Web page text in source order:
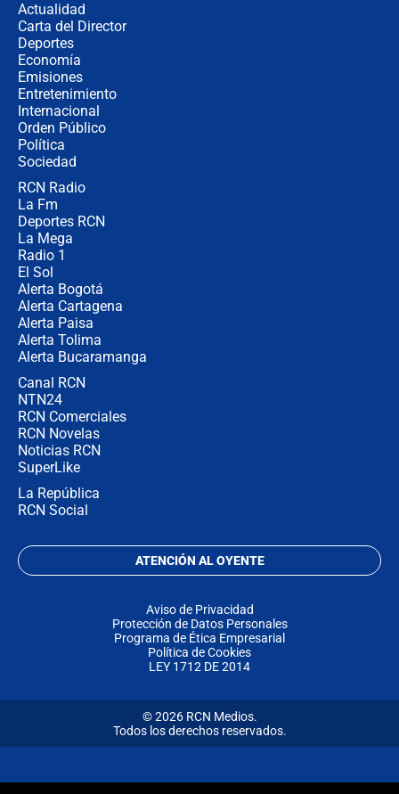
Actualidad
Carta del Director
Deportes
Economía
Emisiones
Entretenimiento
Internacional
Orden Público
Política
Sociedad
RCN Radio
La Fm
Deportes RCN
La Mega
Radio 1
El Sol
Alerta Bogotá
Alerta Cartagena
Alerta Paisa
Alerta Tolima
Alerta Bucaramanga
Canal RCN
NTN24
RCN Comerciales
RCN Novelas
Noticias RCN
SuperLike
La República
RCN Social
ATENCIÓN AL OYENTE
Aviso de Privacidad
Protección de Datos Personales
Programa de Ética Empresarial
Política de Cookies
LEY 1712 DE 2014
© 2026 RCN Medios.
Todos los derechos reservados.